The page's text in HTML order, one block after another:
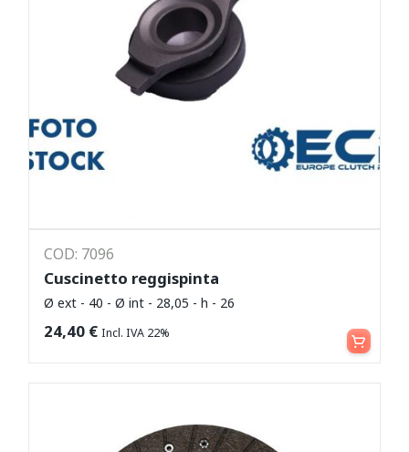
COD: 7096
Cuscinetto reggispinta
Ø ext - 40 - Ø int - 28,05 - h - 26
24,40 € Incl. IVA 22% Leggi tutto